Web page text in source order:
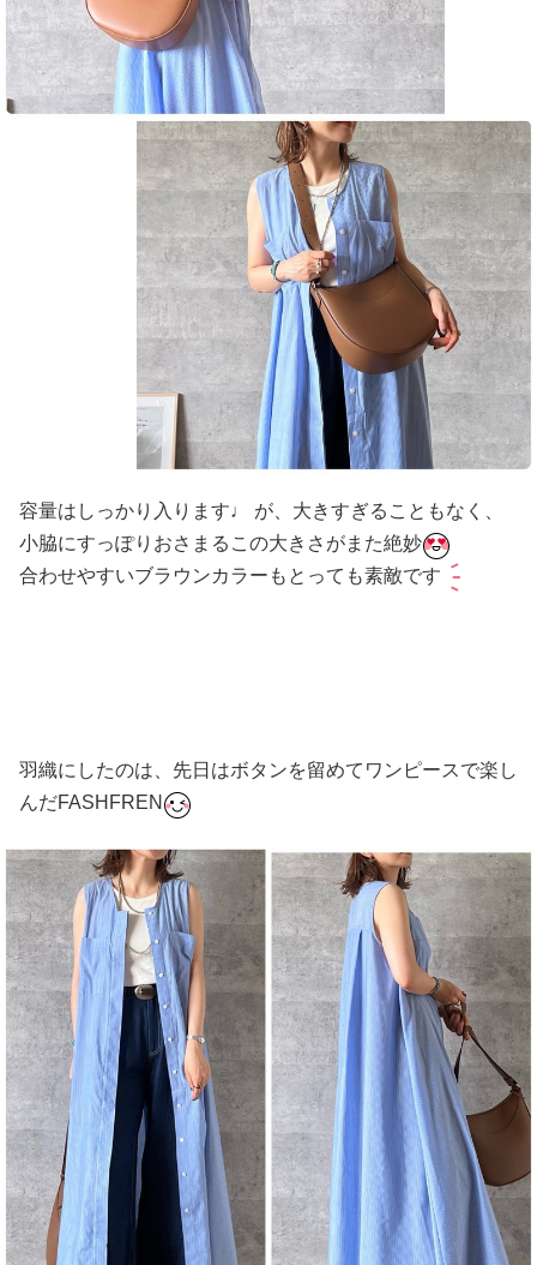
容量はしっかり入ります♩ が、大きすぎることもなく、
小脇にすっぽりおさまるこの大きさがまた絶妙
合わせやすいブラウンカラーもとっても素敵です
羽織にしたのは、先日はボタンを留めてワンピースで楽し
んだFASHFREN